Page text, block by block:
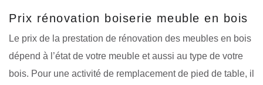
Prix rénovation boiserie meuble en bois
Le prix de la prestation de rénovation des meubles en bois
dépend à l’état de votre meuble et aussi au type de votre
bois. Pour une activité de remplacement de pied de table, il